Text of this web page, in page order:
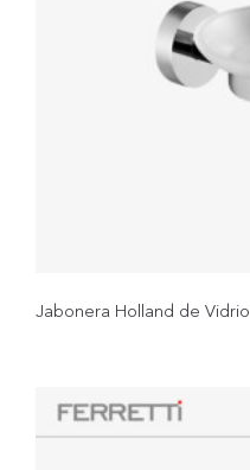
Jabonera Holland de Vidrio